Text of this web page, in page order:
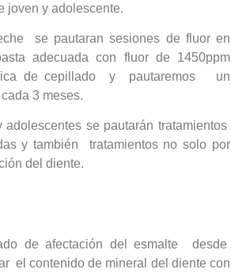
joven y adolescente.
se pautaran sesiones de fluor en
adecuada con fluor de 1450ppm
de cepillado y pautaremos un
3 meses.
se pautarán tratamientos
y también tratamientos no solo por
del diente.
de afectación del esmalte desde
el contenido de mineral del diente con